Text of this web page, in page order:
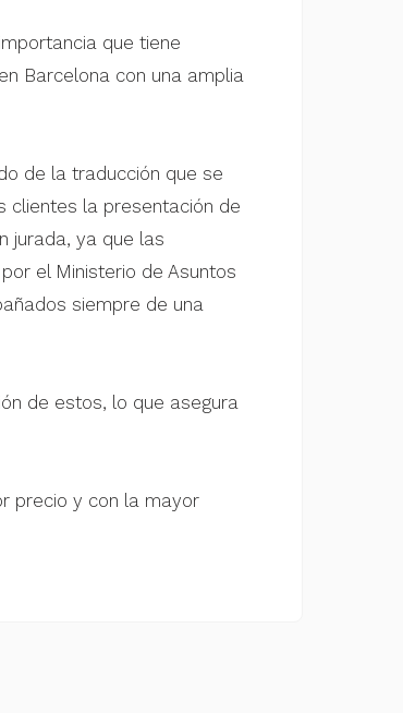
que tiene
Barcelona con una amplia
de la traducción que se
clientes la presentación de
jurada, ya que las
el Ministerio de Asuntos
siempre de una
de estos, lo que asegura
precio y con la mayor